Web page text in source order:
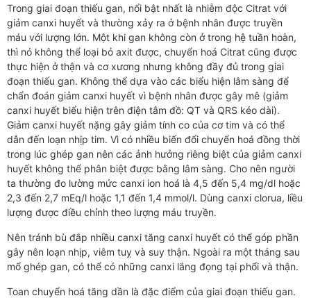
Trong giai đoạn thiếu gan, nổi bật nhất là nhiễm độc Citrat với
giảm canxi huyết và thường xảy ra ở bệnh nhân được truyền
máu với lượng lớn. Một khi gan không còn ở trong hệ tuần hoàn,
thì nó không thể loại bỏ axit được, chuyển hoá Citrat cũng được
thực hiện ở thận và cơ xương nhưng không đầy đủ trong giai
đoạn thiếu gan. Không thể dựa vào các biểu hiện lâm sàng để
chẩn đoán giảm canxi huyết vì bệnh nhân được gây mê (giảm
canxi huyết biểu hiện trên điện tâm đồ: QT và QRS kéo dài).
Giảm canxi huyết nặng gây giảm tính co của cơ tim và có thể
dẫn đến loạn nhịp tim. Vì có nhiều biến đổi chuyển hoá đồng thời
trong lúc ghép gan nên các ảnh hưởng riêng biệt của giảm canxi
huyết không thể phân biệt được bằng lâm sàng. Cho nên người
ta thường đo lường mức canxi ion hoá là 4,5 đến 5,4 mg/dl hoặc
2,3 đến 2,7 mEq/l hoặc 1,1 đến 1,4 mmol/l. Dùng canxi clorua, liều
lượng được điều chỉnh theo lượng máu truyền.
Nên tránh bù đắp nhiều canxi tăng canxi huyết có thể góp phần
gây nên loạn nhịp, viêm tuỵ và suy thận. Ngoài ra một tháng sau
mổ ghép gan, có thể có những canxi lắng đọng tại phổi và thận.
Toan chuyển hoá tăng dần là đặc điểm của giai đoạn thiếu gan.